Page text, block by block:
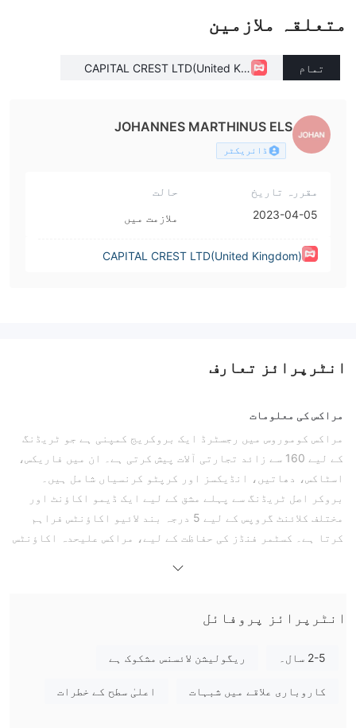
متعلقہ ملازمین
تمام
CAPITAL CREST LTD(United Kin
JOHANNES MARTHINUS ELS
ڈائریکٹر
مقررہ تاریخ
2023-04-05
حالت
ملازمت میں
CAPITAL CREST LTD(United Kingdom)
انٹرپرائز تعارف
مراکس کی معلومات
مراکس کوموروس میں رجسٹرڈ ایک بروکریج کمپنی ہے جو ٹریڈنگ
کے لیے 160 سے زائد تجارتی آلات پیش کرتی ہے۔ ان میں فاریکس،
اسٹاکس، دھاتیں، انڈیکسز اور کرپٹو کرنسیاں شامل ہیں۔
بروکر اصل ٹریڈنگ سے پہلے مشق کے لیے ایک ڈیمو اکاؤنٹ اور
مختلف کلائنٹ گروپس کے لیے 5 درجہ بند لائیو اکاؤنٹس فراہم
کرتا ہے۔ کسٹمر فنڈز کی حفاظت کے لیے، مراکس علیحدہ اکاؤنٹس
وصول کرتا ہے، جو تاجروں کے لیے سب سے حساس نکات ہیں۔
اچھی طرح سے ریگولیٹ نہیں ہونے کی وجہ سے
کرتا ہے۔
انٹرپرائز پروفائل
2-5 سال۔ ریگولیشن لائسنس مشکوک ہے
کاروباری علاقے میں شبہات اعلیٰ سطح کے خطرات